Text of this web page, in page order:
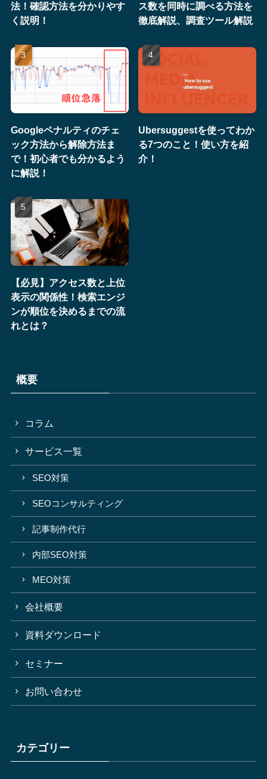
法！確認方法を分かりやす
く説明！
ス数を同時に調べる方法を
徹底解説、調査ツール解説
Googleペナルティのチェ
ック方法から解除方法ま
で！初心者でも分かるよう
に解説！
Ubersuggestを使ってわか
る7つのこと！使い方を紹
介！
【必見】アクセス数と上位
表示の関係性！検索エンジ
ンが順位を決めるまでの流
れとは？
概要
コラム
サービス一覧
SEO対策
SEOコンサルティング
記事制作代行
内部SEO対策
MEO対策
会社概要
資料ダウンロード
セミナー
お問い合わせ
カテゴリー